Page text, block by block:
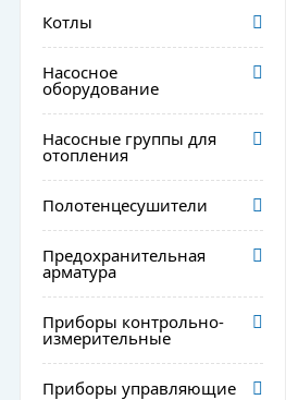
Котлы
Насосное
оборудование
Насосные группы для
отопления
Полотенцесушители
Предохранительная
арматура
Приборы контрольно-
измерительные
Приборы управляющие